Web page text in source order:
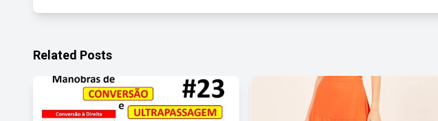
Related Posts